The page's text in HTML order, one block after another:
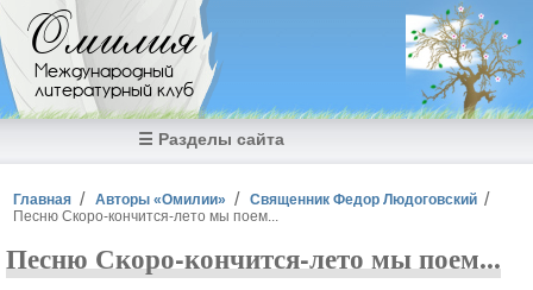
Перейти к основному содержанию
Омилия
Международный
литературный клуб
☰ Разделы сайта
Вы здесь
Главная Авторы «Омилии»
Священник Федор Людоговский
Песню Скоро-кончится-лето мы поем...
Песню Скоро-кончится-лето мы поем...